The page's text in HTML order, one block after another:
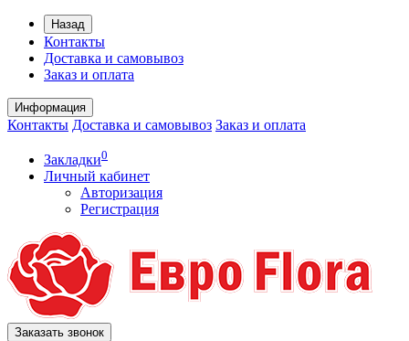
Назад
Контакты
Доставка и самовывоз
Заказ и оплата
Информация
Контакты Доставка и самовывоз Заказ и оплата
Закладки0
Личный кабинет
Авторизация
Регистрация
Заказать звонок